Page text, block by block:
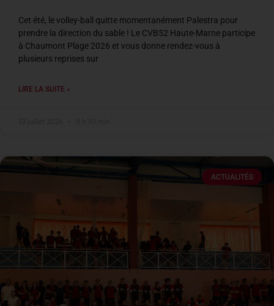
Cet été, le volley-ball quitte momentanément Palestra pour
prendre la direction du sable ! Le CVB52 Haute-Marne participe
à Chaumont Plage 2026 et vous donne rendez-vous à
plusieurs reprises sur
LIRE LA SUITE »
ACTUALITÉS